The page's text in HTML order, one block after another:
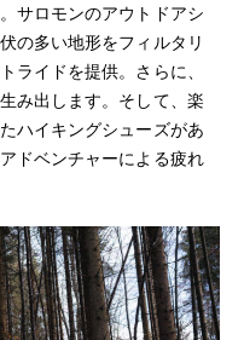
サロモンのアウトドアシ
の多い地形をフィルタリ
ライドを提供。さらに、
み出します。そして、楽
ハイキングシューズがあ
ドベンチャーによる疲れ